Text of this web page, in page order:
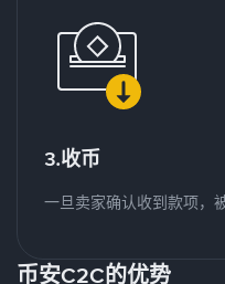
3.收币
一旦卖家确认收到款项，
币安C2C的优势